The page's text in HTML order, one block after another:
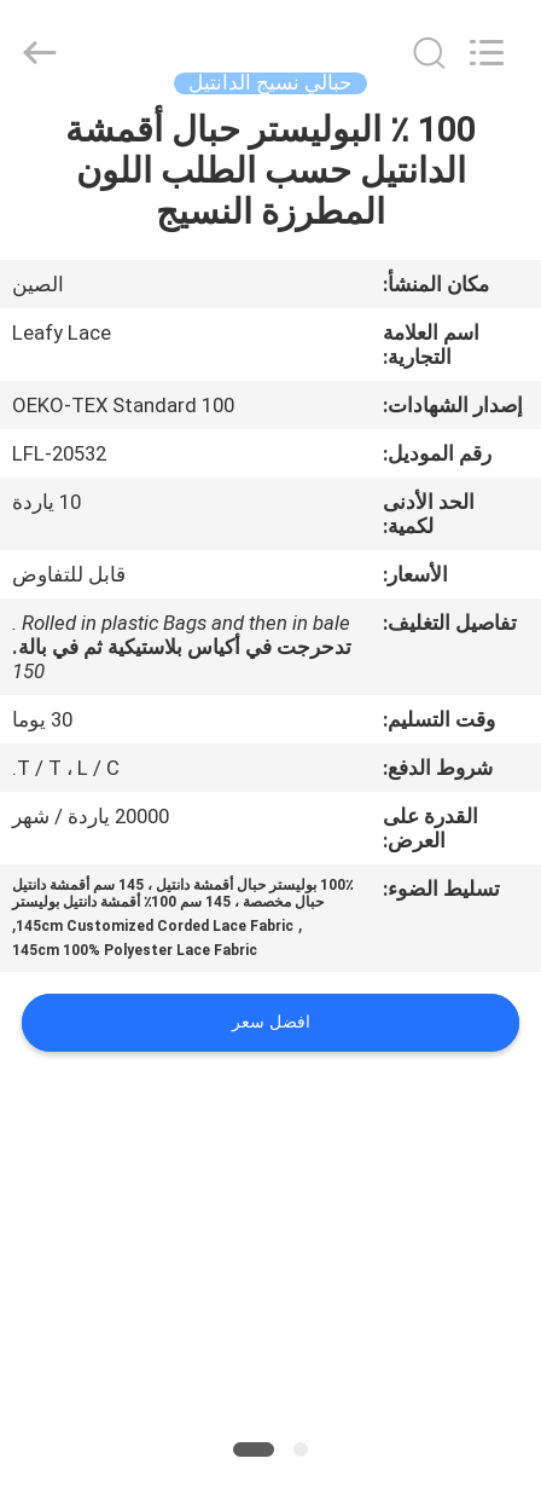
منزل
حول
جولة
المعمل
الجودة
أخبار
طلب
خريطة
الموقع
حبالي نسيج الدانتيل
100 ٪ البوليستر حبال أقمشة
الدانتيل حسب الطلب اللون
المطرزة النسيج
مكان المنشأ:
الصين
اسم العلامة
التجارية:
Leafy Lace
إصدار الشهادات:
OEKO-TEX Standard 100
رقم الموديل:
LFL-20532
الحد الأدنى
لكمية:
10 ياردة
الأسعار:
قابل للتفاوض
تفاصيل التغليف:
Rolled in plastic Bags and then in bale .
تدحرجت في أكياس بلاستيكية ثم في بالة.
150
وقت التسليم:
30 يوما
شروط الدفع:
T / T ، L / C.
القدرة على
العرض:
20000 ياردة / شهر
تسليط الضوء:
100٪ بوليستر حبال أقمشة دانتيل ، 145 سم أقمشة دانتيل
حبال مخصصة ، 145 سم 100٪ أقمشة دانتيل بوليستر
,
145cm Customized Corded Lace Fabric
,
145cm 100% Polyester Lace Fabric
افضل سعر